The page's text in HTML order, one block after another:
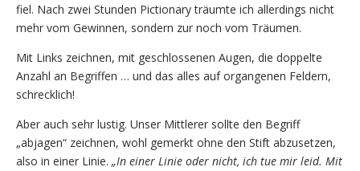
fiel. Nach zwei Stunden Pictionary träumte ich allerdings nicht
mehr vom Gewinnen, sondern zur noch vom Träumen.
Mit Links zeichnen, mit geschlossenen Augen, die doppelte
Anzahl an Begriffen … und das alles auf organgenen Feldern,
schrecklich!
Aber auch sehr lustig. Unser Mittlerer sollte den Begriff
„abjagen“ zeichnen, wohl gemerkt ohne den Stift abzusetzen,
also in einer Linie. „In einer Linie oder nicht, ich tue mir leid. Mit